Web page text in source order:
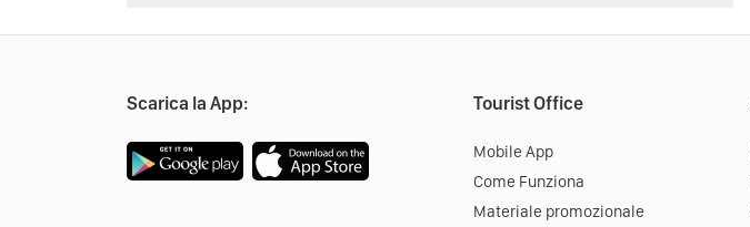
Scarica la App: Tourist Office
Mobile App
Come Funziona
Materiale promozionale